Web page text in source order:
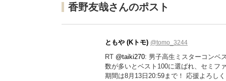
香野友哉さんのポスト
ともや (Kトモ) @tomo_3244
RT @taiki270: 男子高生ミスターコンベ
数が多いとベスト100に選ばれ、セミフ
期間は8月13日20:59まで！ 応援よろし